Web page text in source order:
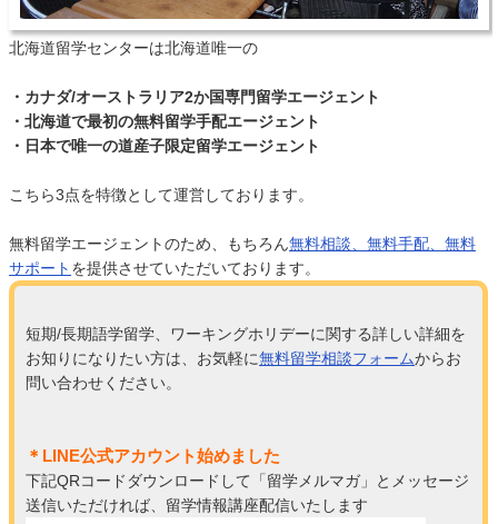
北海道留学センターは北海道唯一の
・カナダ/オーストラリア2か国専門留学エージェント
・北海道で最初の無料留学手配エージェント
・日本で唯一の道産子限定留学エージェント
こちら3点を特徴として運営しております。
無料留学エージェントのため、もちろん無料相談、無料手配、無料
サポート を提供させていただいております。
短期/長期語学留学、ワーキングホリデーに関する詳しい詳細を
お知りになりたい方は、お気軽に無料留学相談フォームからお
問い合わせください。
＊LINE公式アカウント始めました
下記QRコードダウンロードして「留学メルマガ」とメッセージ
送信いただければ、留学情報講座配信いたします